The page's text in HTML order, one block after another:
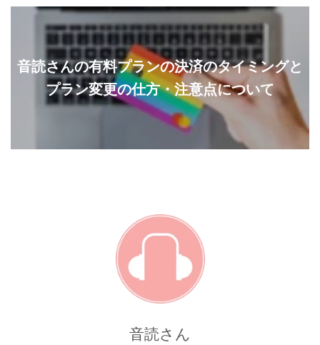
音読さんの有料プランの決済のタイミングと
プラン変更の仕方・注意点について
音読さん